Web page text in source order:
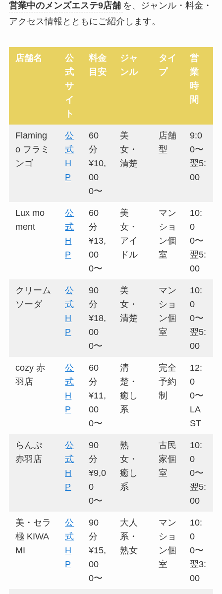
営業中のメンズエステ9店舗 を、ジャンル・料金・
アクセス情報とともにご紹介します。
店舗名
公
式
サ
イ
ト
料金
目安
ジャ
ンル
タイ
プ
営
業
時
間
Flaming
o フラミ
ンゴ
公
式
H
P
60
分
¥10,
00
0〜
美
女・
清楚
店舗
型
9:0
0〜
翌5:
00
Lux mo
ment
公
式
H
P
60
分
¥13,
00
0〜
美
女・
アイ
ドル
マン
ショ
ン個
室
10:
0
0〜
翌5:
00
クリーム
ソーダ
公
式
H
P
90
分
¥18,
00
0〜
美
女・
清楚
マン
ショ
ン個
室
10:
0
0〜
翌5:
00
cozy 赤
羽店
公
式
H
P
60
分
¥11,
00
0〜
清
楚・
癒し
系
完全
予約
制
12:
0
0〜
LA
ST
らんぷ
赤羽店
公
式
H
P
90
分
¥9,0
0
0〜
熟
女・
癒し
系
古民
家個
室
10:
0
0〜
翌5:
00
美・セラ
極 KIWA
MI
公
式
H
P
90
分
¥15,
00
0〜
大人
系・
熟女
マン
ショ
ン個
室
10:
0
0〜
翌3:
00